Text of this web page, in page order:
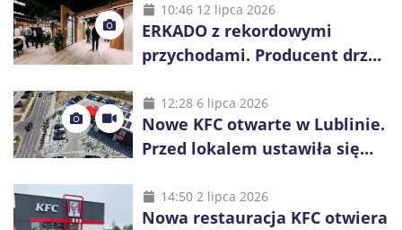
10:46 12 lipca 2026
ERKADO z rekordowymi
przychodami. Producent drzwi
inwestycje
12:28 6 lipca 2026
Nowe KFC otwarte w Lublinie.
Przed lokalem ustawiła się
14:50 2 lipca 2026
Nowa restauracja KFC otwiera